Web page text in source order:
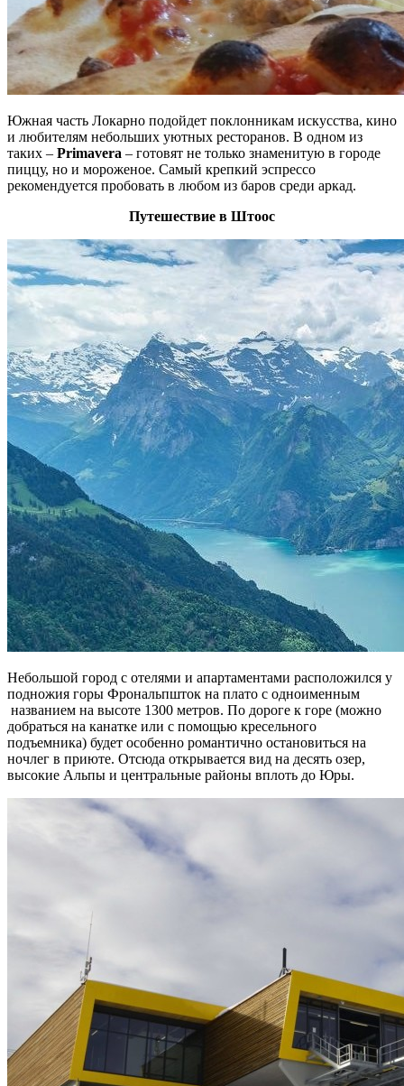
Южная часть Локарно подойдет поклонникам искусства, кино
и любителям небольших уютных ресторанов. В одном из
таких – Primavera – готовят не только знаменитую в городе
пиццу, но и мороженое. Самый крепкий эспрессо
рекомендуется пробовать в любом из баров среди аркад.
Путешествие в Штоос
Небольшой город с отелями и апартаментами расположился у
подножия горы Фрональпшток на плато с одноименным
названием на высоте 1300 метров. По дороге к горе (можно
добраться на канатке или с помощью кресельного
подъемника) будет особенно романтично остановиться на
ночлег в приюте. Отсюда открывается вид на десять озер,
высокие Альпы и центральные районы вплоть до Юры.